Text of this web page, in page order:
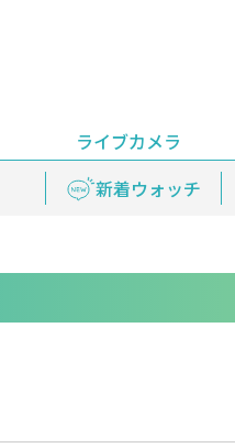
新着ウォッチ
天気 上越
ライブカメラ
見逃し配信 プ